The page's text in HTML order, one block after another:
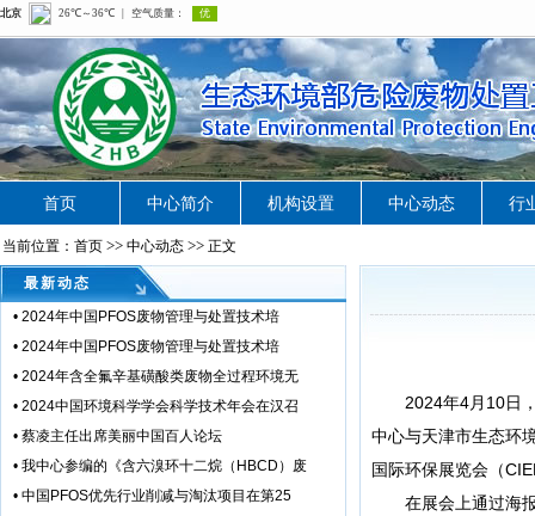
首页 中心简介 机构设置 中心动态 行
当前位置：首页 >> 中心动态 >> 正文
最新动态
• 2024年中国PFOS废物管理与处置技术培
• 2024年中国PFOS废物管理与处置技术培
• 2024年含全氟辛基磺酸类废物全过程环境无
• 2024中国环境科学学会科学技术年会在汉召
• 蔡凌主任出席美丽中国百人论坛
• 我中心参编的《含六溴环十二烷（HBCD）废
• 中国PFOS优先行业削减与淘汰项目在第25
2024年4月10日，
中心与天津市生态环
国际环保展览会（
在展会上通过海报